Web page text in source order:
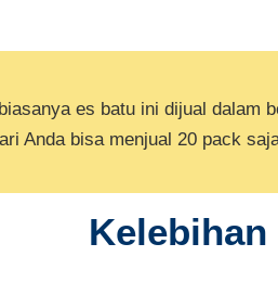
es batu ini dijual dalam
Anda bisa menjual 20 pack